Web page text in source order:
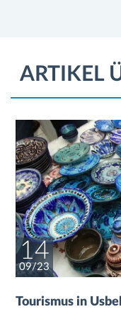
ARTIKEL
14
09/23
Tourismus in